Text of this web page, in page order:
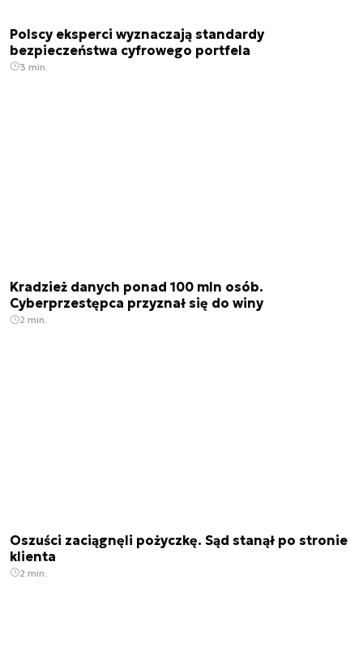
Polscy eksperci wyznaczają standardy
bezpieczeństwa cyfrowego portfela
3 min.
Kradzież danych ponad 100 mln osób.
Cyberprzestępca przyznał się do winy
2 min.
Oszuści zaciągnęli pożyczkę. Sąd stanął po stronie
klienta
2 min.